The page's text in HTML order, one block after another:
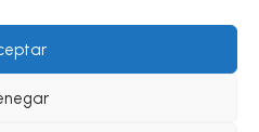
|
SEO de páginas web
PinkStone.